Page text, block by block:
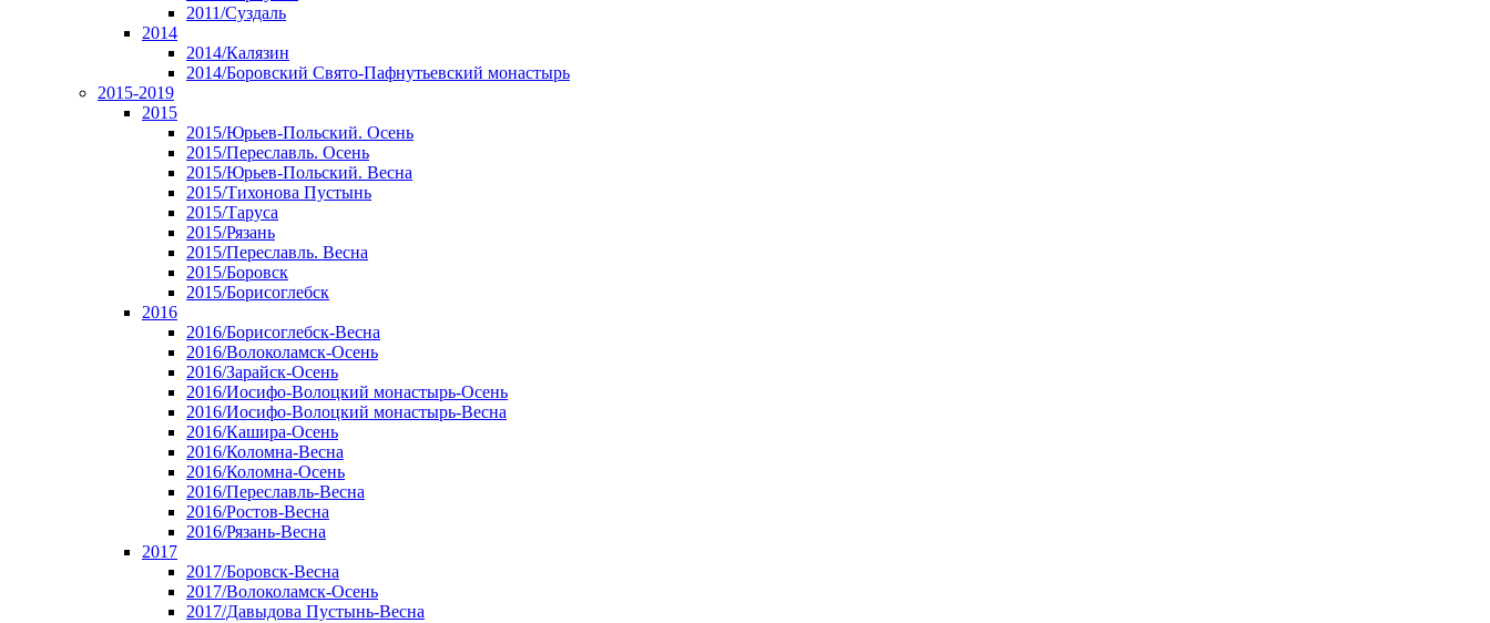
2011/Суздаль
2014
2014/Калязин
2014/Боровский Свято-Пафнутьевский монастырь
2015-2019
2015
2015/Юрьев-Польский. Осень
2015/Переславль. Осень
2015/Юрьев-Польский. Весна
2015/Тихонова Пустынь
2015/Таруса
2015/Рязань
2015/Переславль. Весна
2015/Боровск
2015/Борисоглебск
2016
2016/Борисоглебск-Весна
2016/Волоколамск-Осень
2016/Зарайск-Осень
2016/Иосифо-Волоцкий монастырь-Осень
2016/Иосифо-Волоцкий монастырь-Весна
2016/Кашира-Осень
2016/Коломна-Весна
2016/Коломна-Осень
2016/Переславль-Весна
2016/Ростов-Весна
2016/Рязань-Весна
2017
2017/Боровск-Весна
2017/Волоколамск-Осень
2017/Давыдова Пустынь-Весна